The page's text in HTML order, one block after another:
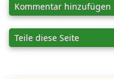
Kommentar hinzufügen
Teile diese Seite